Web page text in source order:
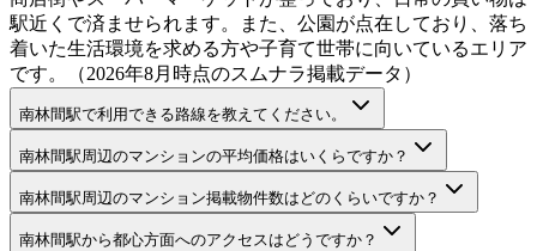
駅近くで済ませられます。また、公園が点在しており、落ち
着いた生活環境を求める方や子育て世帯に向いているエリア
です。（2026年8月時点のスムナラ掲載データ）
南林間駅で利用できる路線を教えてください。
南林間駅周辺のマンションの平均価格はいくらですか？
南林間駅周辺のマンション掲載物件数はどのくらいですか？
南林間駅から都心方面へのアクセスはどうですか？